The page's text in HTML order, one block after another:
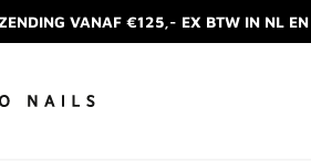
VANAF €125,- EX BTW IN NL